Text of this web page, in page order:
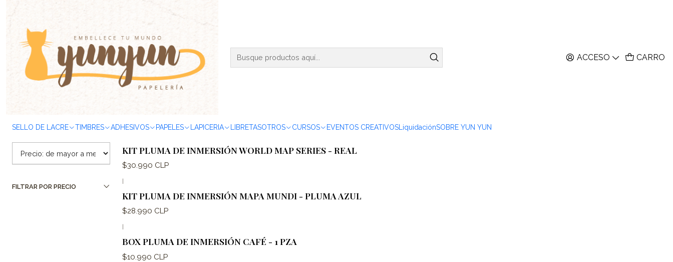
ACCESO CARRO
SELLO DE LACRE TIMBRES ADHESIVOS PAPELES LAPICERIA LIBRETASOTROS CURSOS EVENTOS CREATIVOS LiquidaciónSOBRE YUN YUN
Kits Plumas
Aplicar filtros
FILTRAR POR PRECIO
KIT PLUMA DE INMERSIÓN WORLD MAP SERIES - REAL
$30.990 CLP
|
KIT PLUMA DE INMERSIÓN MAPA MUNDI - PLUMA AZUL
$28.990 CLP
BOX PLUMA DE INMERSIÓN CAFÉ - 1 PZA
$10.990 CLP